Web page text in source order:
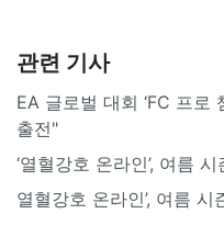
관련 기사
EA 글로벌 대회 ‘FC 프로
출전"
‘열혈강호 온라인’, 여름
열혈강호 온라인’, 여름 시